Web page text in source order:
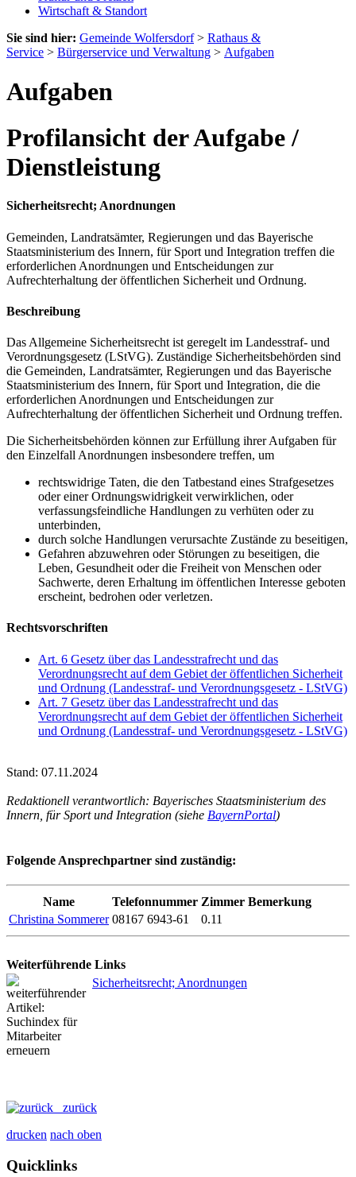
Wirtschaft & Standort
Sie sind hier: Gemeinde Wolfersdorf> Rathaus &
Service > Bürgerservice und Verwaltung > Aufgaben
Aufgaben
Profilansicht der Aufgabe /
Dienstleistung
Sicherheitsrecht; Anordnungen
Gemeinden, Landratsämter, Regierungen und das Bayerische
Staatsministerium des Innern, für Sport und Integration treffen die
erforderlichen Anordnungen und Entscheidungen zur
Aufrechterhaltung der öffentlichen Sicherheit und Ordnung.
Beschreibung
Das Allgemeine Sicherheitsrecht ist geregelt im Landesstraf- und
Verordnungsgesetz (LStVG). Zuständige Sicherheitsbehörden sind
die Gemeinden, Landratsämter, Regierungen und das Bayerische
Staatsministerium des Innern, für Sport und Integration, die die
erforderlichen Anordnungen und Entscheidungen zur
Aufrechterhaltung der öffentlichen Sicherheit und Ordnung treffen.
Die Sicherheitsbehörden können zur Erfüllung ihrer Aufgaben für
den Einzelfall Anordnungen insbesondere treffen, um
rechtswidrige Taten, die den Tatbestand eines Strafgesetzes
oder einer Ordnungswidrigkeit verwirklichen, oder
verfassungsfeindliche Handlungen zu verhüten oder zu
unterbinden,
durch solche Handlungen verursachte Zustände zu beseitigen,
Gefahren abzuwehren oder Störungen zu beseitigen, die
Leben, Gesundheit oder die Freiheit von Menschen oder
Sachwerte, deren Erhaltung im öffentlichen Interesse geboten
erscheint, bedrohen oder verletzen.
Rechtsvorschriften
Art. 6 Gesetz über das Landesstrafrecht und das
Verordnungsrecht auf dem Gebiet der öffentlichen Sicherheit
und Ordnung (Landesstraf- und Verordnungsgesetz - LStVG)
Art. 7 Gesetz über das Landesstrafrecht und das
Verordnungsrecht auf dem Gebiet der öffentlichen Sicherheit
und Ordnung (Landesstraf- und Verordnungsgesetz - LStVG)
Stand: 07.11.2024
Redaktionell verantwortlich: Bayerisches Staatsministerium des
Innern, für Sport und Integration (siehe BayernPortal)
Folgende Ansprechpartner sind zuständig:
Name Telefonnummer Zimmer Bemerkung
Christina Sommerer 08167 6943-61 0.11
Weiterführende Links
Sicherheitsrecht; Anordnungen
zurück
drucken nach oben
Quicklinks